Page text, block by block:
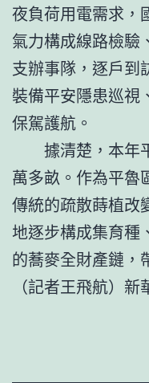
夜負荷用電需求，
氣力構成線路檢驗
支辦事隊，逐戶到
裝備平安隱患巡視
保駕護航。
據清楚，本年
萬多畝。作為平魯
傳統的疏散蒔植改
地逐步構成集育種
的蕎麥全財產鏈，
（記者王飛航）